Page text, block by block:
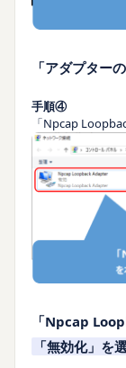
「アダプター
手順④
「Npcap
「Npcap
「無効化」を